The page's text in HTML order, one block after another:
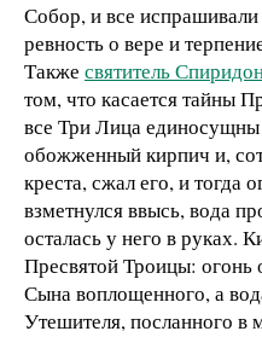
Собор, и все
ревность о вере и
Также святитель
том, что касается тайны
все Три Лица единосущны
обожженный кирпич и,
креста, сжал его, и тогда
взметнулся ввысь, вода
осталась у него в руках.
Пресвятой Троицы: огонь
Сына воплощенного, а
Утешителя, посланного в